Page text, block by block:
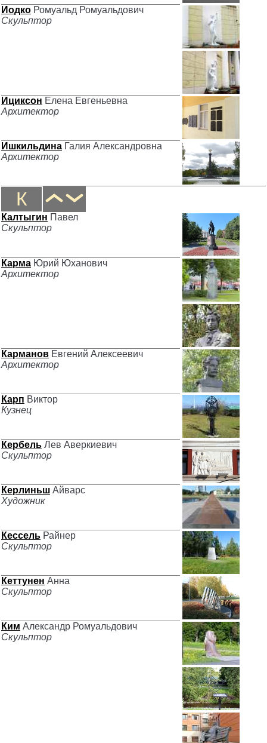
Иодко Ромуальд Ромуальдович
Скульптор
Ициксон Елена Евгеньевна
Архитектор
Ишкильдина Галия Александровна
Архитектор
К
Калтыгин Павел
Скульптор
Карма Юрий Юханович
Архитектор
Карманов Евгений Алексеевич
Архитектор
Карп Виктор
Кузнец
Кербель Лев Аверкиевич
Скульптор
Керлиньш Айварс
Художник
Кессель Райнер
Скульптор
Кеттунен Анна
Скульптор
Ким Александр Ромуальдович
Скульптор